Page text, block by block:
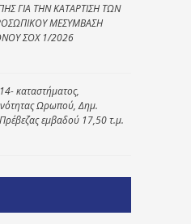
ΓΙΑ ΤΗΝ ΚΑΤΑΡΤΙΣΗ ΤΩΝ
ΜΕΣΥΜΒΑΣΗ
ΣΟΧ 1/2026
καταστήματος,
Ωρωπού, Δημ.
εμβαδού 17,50 τ.μ.